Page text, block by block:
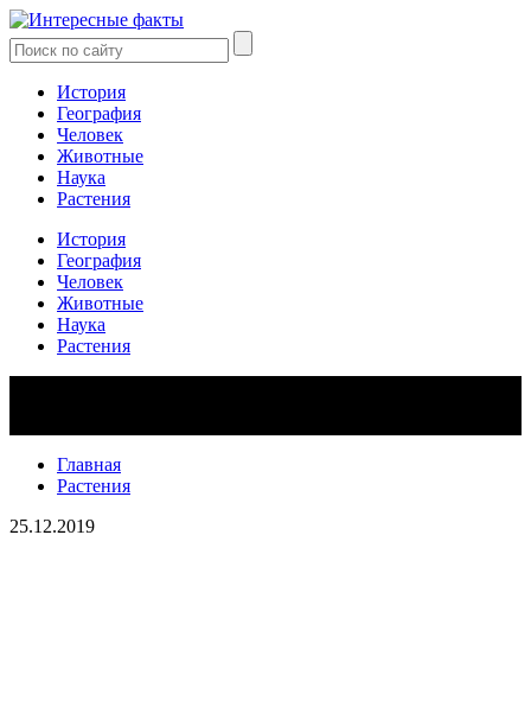
История
География
Человек
Животные
Наука
Растения
История
География
Человек
Животные
Наука
Растения
Главная
Растения
25.12.2019